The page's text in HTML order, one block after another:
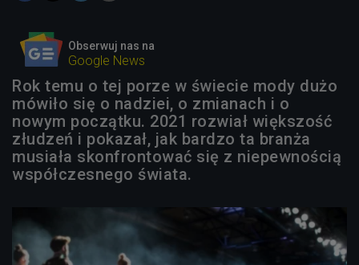
Obserwuj nas na
Google News
Rok temu o tej porze w świecie mody dużo
mówiło się o nadziei, o zmianach i o
nowym początku. 2021 rozwiał większość
złudzeń i pokazał, jak bardzo ta branża
musiała skonfrontować się z niepewnością
współczesnego świata.